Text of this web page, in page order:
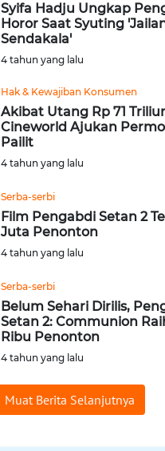
Syifa Hadju Ungkap
Horor Saat Syuting
Sendakala'
4 tahun yang lalu
Hak & Kewajiban Konsumen
Akibat Utang Rp 71
Cineworld Ajukan
Pailit
4 tahun yang lalu
Serba-serbi
Film Pengabdi Setan 2
Juta Penonton
4 tahun yang lalu
Serba-serbi
Belum Sehari Dirilis,
Setan 2: Communion
Ribu Penonton
4 tahun yang lalu
Muat Berita Selanjutnya